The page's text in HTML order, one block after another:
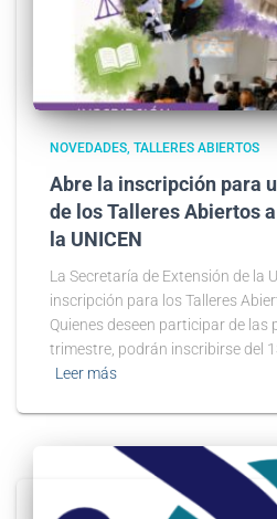
NOVEDADES TALLERES ABIERTOS
Abre la inscripción para
de los Talleres Abiertos
la UNICEN
La Secretaría de Extensión de la
inscripción para los Talleres
Quienes deseen participar de las
trimestre, podrán inscribirse del
Leer más